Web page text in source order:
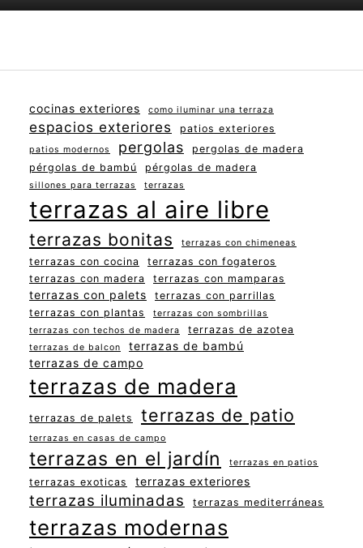
cocinas exteriores como iluminar una terraza
espacios exteriores patios exteriores
patios modernos pergolas
pergolas de madera
pérgolas de bambú
pérgolas de madera
sillones para terrazas terrazas
terrazas al aire libre
terrazas bonitas terrazas con chimeneas
terrazas con cocina
terrazas con fogateros
terrazas con madera
terrazas con mamparas
terrazas con palets
terrazas con parrillas
terrazas con plantas
terrazas con sombrillas
terrazas con techos de madera
terrazas de azotea
terrazas de balcon
terrazas de bambú
terrazas de campo
terrazas de madera
terrazas de palets terrazas de patio
terrazas en casas de campo
terrazas en el jardín terrazas en patios
terrazas exoticas terrazas exteriores
terrazas iluminadas terrazas mediterráneas
terrazas modernas